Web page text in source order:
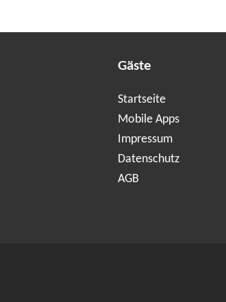
Gäste
Startseite
Mobile Apps
Impressum
Datenschutz
AGB